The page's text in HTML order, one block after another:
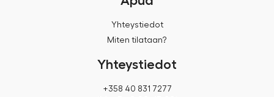
Yhteystiedot
Miten tilataan?
Yhteystiedot
+358 40 831 7277